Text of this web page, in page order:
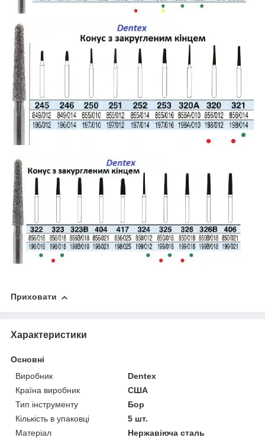
Приховати
Характеристики
Основні
Виробник
Dentex
Країна виробник
США
Тип інструменту
Бор
Кількість в упаковці
5 шт.
Матеріал
Нержавіюча сталь